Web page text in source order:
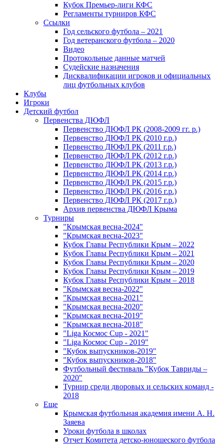
Кубок Премьер-лиги КФС
Регламенты турниров КФС
Ссылки
Год сельского футбола – 2021
Год ветеранского футбола – 2020
Видео
Протокольные данные матчей
Судейские назначения
Дисквалификации игроков и официальных
лиц футбольных клубов
Клубы
Игроки
Детский футбол
Первенства ДЮФЛ
Первенство ДЮФЛ РК (2008-2009 гг. р.)
Первенство ДЮФЛ РК (2010 г.р.)
Первенство ДЮФЛ РК (2011 г.р.)
Первенство ДЮФЛ РК (2012 г.р.)
Первенство ДЮФЛ РК (2013 г.р.)
Первенство ДЮФЛ РК (2014 г.р.)
Первенство ДЮФЛ РК (2015 г.р.)
Первенство ДЮФЛ РК (2016 г.р.)
Первенство ДЮФЛ РК (2017 г.р.)
Архив первенства ДЮФЛ Крыма
Турниры
"Крымская весна-2024"
"Крымская весна-2023"
Кубок Главы Республики Крым – 2022
Кубок Главы Республики Крым – 2021
Кубок Главы Республики Крым – 2020
Кубок Главы Республики Крым – 2019
Кубок Главы Республики Крым – 2018
"Крымская весна-2022"
"Крымская весна-2021"
"Крымская весна-2020"
"Крымская весна-2019"
"Крымская весна-2018"
"Liga Космос Cup - 2021"
"Liga Космос Cup - 2019"
"Кубок выпускников-2019"
"Кубок выпускников-2018"
Футбольный фестиваль "Кубок Тавриды –
2020"
Турнир среди дворовых и сельских команд -
2018
Еще
Крымская футбольная академия имени А. Н.
Заяева
Уроки футбола в школах
Отчет Комитета детско-юношеского футбола